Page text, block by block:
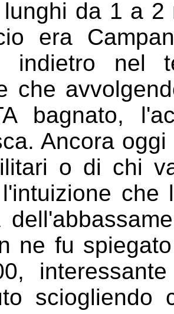
da 1 a 2
era
indietro nel
che
bagnato,
Ancora
o di chi
che
ne fu
sciogliendo